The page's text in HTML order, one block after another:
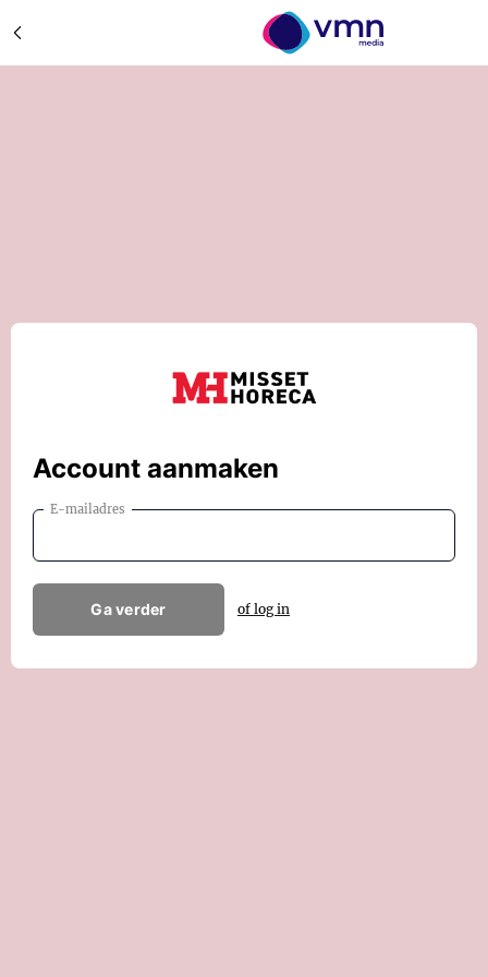
Account aanmaken
E-mailadres
Ga verder of log in